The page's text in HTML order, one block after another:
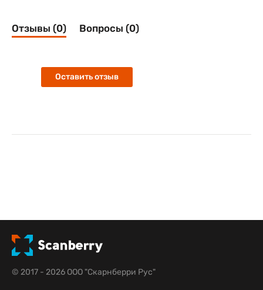
Отзывы (0) Вопросы (0)
Оставить отзыв
© 2017 - 2026 ООО "Скарнберри Рус"